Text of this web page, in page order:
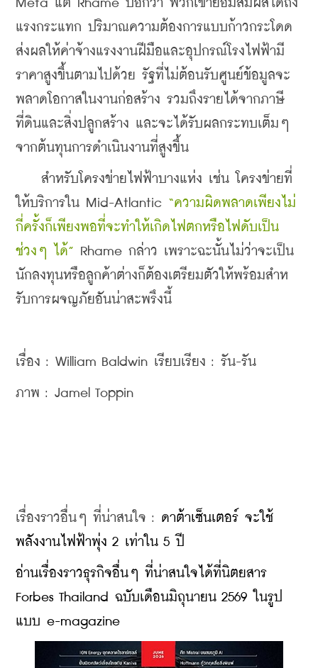
Meta แต่ Rhame บอกว่า พวกเขาย่อมสัมผัสได้ถึง
แรงกระแทก ปริมาณความต้องการแบบก้าวกระโดด
ส่งผลให้ค่าจ้างแรงงานฝีมือและอุปกรณ์โรงไฟฟ้ามี
ราคาสูงขึ้นตามไปด้วย รัฐที่ไม่ต้อนรับศูนย์ข้อมูลจะ
พลาดโอกาสในงานก่อสร้าง รวมถึงรายได้จากภาษี
ที่ดินและสิ่งปลูกสร้าง และจะได้รับผลกระทบเต็มๆ
จากต้นทุนการดําเนินงานที่สูงขึ้น
สําหรับโครงข่ายไฟฟ้าบางแห่ง เช่น โครงข่ายที่
ให้บริการใน Mid-Atlantic “ความผิดพลาดเพียงไม่
กี่ครั้งก็เพียงพอที่จะทําให้เกิดไฟตกหรือไฟดับเป็น
ช่วงๆ ได้” Rhame กล่าว เพราะฉะนั้นไม่ว่าจะเป็น
นักลงทุนหรือลูกค้าต่างก็ต้องเตรียมตัวให้พร้อมสําห
รับการผจญภัยอันน่าสะพรึงนี้
เรื่อง : William Baldwin เรียบเรียง : รัน-รัน
ภาพ : Jamel Toppin
เรื่องราวอื่นๆ ที่น่าสนใจ : ดาต้าเซ็นเตอร์ จะใช้
พลังงานไฟฟ้าพุ่ง 2 เท่าใน 5 ปี
​อ่านเรื่องราวธุรกิจอื่นๆ ที่น่าสนใจได้ที่นิตยสาร
Forbes Thailand ฉบับเดือนมิถุนายน 2569 ในรูป
แบบ e-magazine